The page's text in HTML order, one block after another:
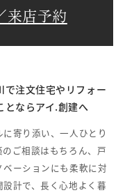
来店予約
で注文住宅やリフォー
とならアイ.創建へ
寄り添い、一人ひとり
ご相談はもちろん、戸
ーションにも柔軟に対
計で、長く心地よく暮